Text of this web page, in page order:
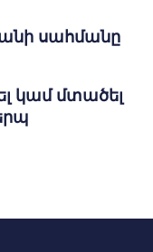
սահմանը
կամ մտածել